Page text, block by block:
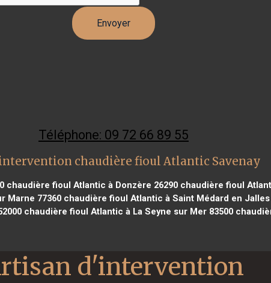
Téléphone: 09 72 66 89 55
chaudière fioul Atlantic Savenay
chaudière fioul Atlantic à Donzère 26290chaudière fioul
Marne 77360 chaudière fioul Atlantic à Saint Médard en Jalles
chaudière fioul Atlantic à La Seyne sur Mer 83500
d'intervention